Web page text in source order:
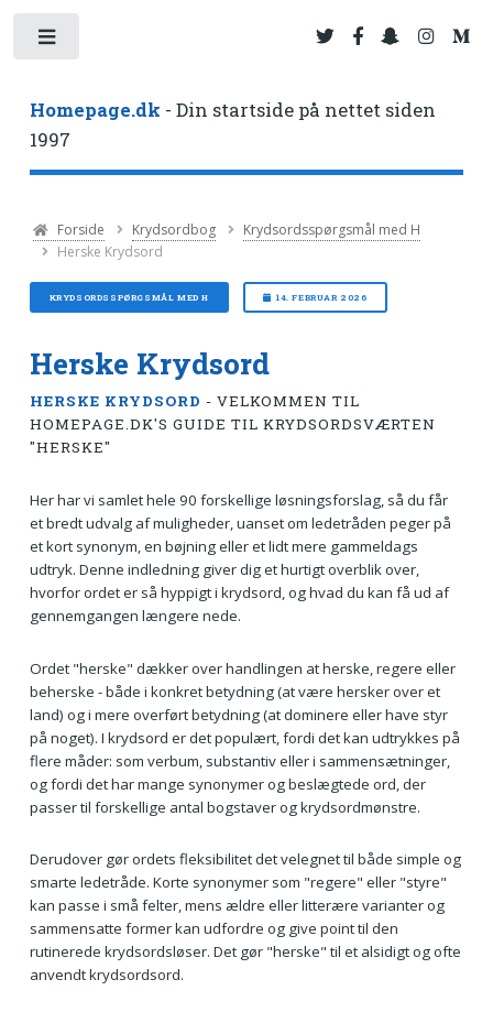
Homepage.dk - Din startside på nettet siden
1997
Forside Krydsordbog
Krydsordsspørgsmål med H
Herske Krydsord
KRYDSORDSSPØRGSMÅL MED H 14. FEBRUAR 2026
Herske Krydsord
HERSKE KRYDSORD - VELKOMMEN TIL
HOMEPAGE.DK'S GUIDE TIL KRYDSORDSVÆRTEN
"HERSKE"
Her har vi samlet hele 90 forskellige løsningsforslag, så du får
et bredt udvalg af muligheder, uanset om ledetråden peger på
et kort synonym, en bøjning eller et lidt mere gammeldags
udtryk. Denne indledning giver dig et hurtigt overblik over,
hvorfor ordet er så hyppigt i krydsord, og hvad du kan få ud af
gennemgangen længere nede.
Ordet "herske" dækker over handlingen at herske, regere eller
beherske - både i konkret betydning (at være hersker over et
land) og i mere overført betydning (at dominere eller have styr
på noget). I krydsord er det populært, fordi det kan udtrykkes på
flere måder: som verbum, substantiv eller i sammensætninger,
og fordi det har mange synonymer og beslægtede ord, der
passer til forskellige antal bogstaver og krydsordmønstre.
Derudover gør ordets fleksibilitet det velegnet til både simple og
smarte ledetråde. Korte synonymer som "regere" eller "styre"
kan passe i små felter, mens ældre eller litterære varianter og
sammensatte former kan udfordre og give point til den
rutinerede krydsordsløser. Det gør "herske" til et alsidigt og ofte
anvendt krydsordsord.